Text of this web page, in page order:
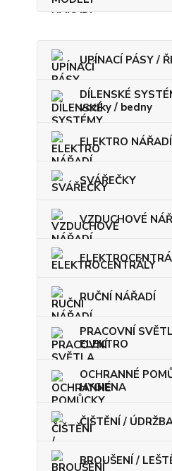
UPÍNACÍ PÁSY /
DÍLENSKÉ
vozíky / bedny
ELEKTRO NÁŘADÍ
SVÁŘEČKY
VZDUCHOVÉ
RUČNÍ NÁŘADÍ
PRACOVNÍ
ELEKTRO
OCHRANNÉ
HYGIENA
ČIŠTĚNÍ /
BROUŠENÍ /